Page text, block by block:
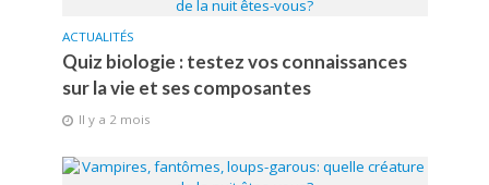
ACTUALITÉS
Quiz biologie : testez vos connaissances
sur la vie et ses composantes
Il y a 2 mois